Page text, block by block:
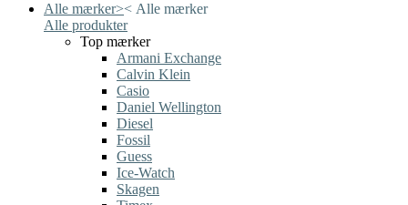
Alle mærker>< Alle mærker
Alle produkter
Top mærker
Armani Exchange
Calvin Klein
Casio
Daniel Wellington
Diesel
Fossil
Guess
Ice-Watch
Skagen